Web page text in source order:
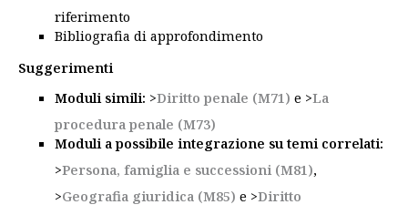
riferimento
Bibliografia di approfondimento
Suggerimenti
Moduli simili: >Diritto penale (M71) e >La
procedura penale (M73)
Moduli a possibile integrazione su temi correlati:
>Persona, famiglia e successioni (M81),
>Geografia giuridica (M85) e >Diritto